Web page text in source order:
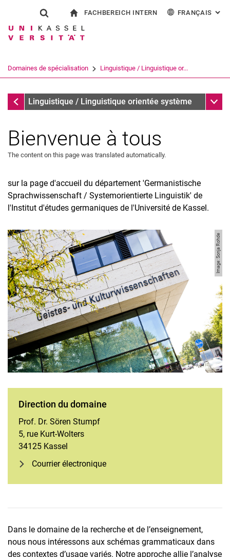
Jump directly to: content
Jump directly to: search
Jump directly to: main
Show search form
Search term
Search (opens an external link in a
FACHBEREICH INTERN FRANÇAIS :
Domaines de spécialisation Linguistique / Linguistique or...
Domaines de spécialisation
Linguistique / Linguistique orientée système Sub
Bienvenue à tous
The content on this page was translated automatically.
sur la page d'accueil du département 'Germanistische
Sprachwissenschaft / Systemorientierte Linguistik' de
l'Institut d'études germaniques de l'Université de Kassel.
Image: Sonja Rohde
Direction du domaine
Prof. Dr. Sören Stumpf
5, rue Kurt-Wolters
34125 Kassel
Courrier électronique
Dans le domaine de la recherche et de l’enseignement,
nous nous intéressons aux schémas grammaticaux dans
des contextes d’usage variés. Notre approche allie l’analyse